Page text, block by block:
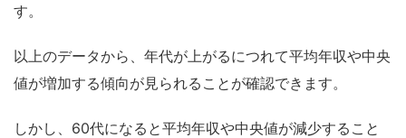
す。
以上のデータから、年代が上がるにつれて平均年収や中央
値が増加する傾向が見られることが確認できます。
しかし、60代になると平均年収や中央値が減少すること